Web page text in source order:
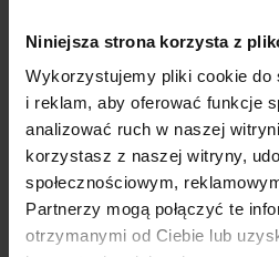
Niniejsza strona korzysta z
Wykorzystujemy pliki cookie do
i reklam, aby oferować funkcje
analizować ruch w naszej
korzystasz z naszej witryny,
społecznościowym,
Partnerzy mogą połączyć te
otrzymanymi od Ciebie lub
napięciaAC i DC do 600Voraz
ekran LCD, automatyczna zmiana
przewody pomiarowe, gumowa
profesjonalistów i hobbystów
Sprawdź